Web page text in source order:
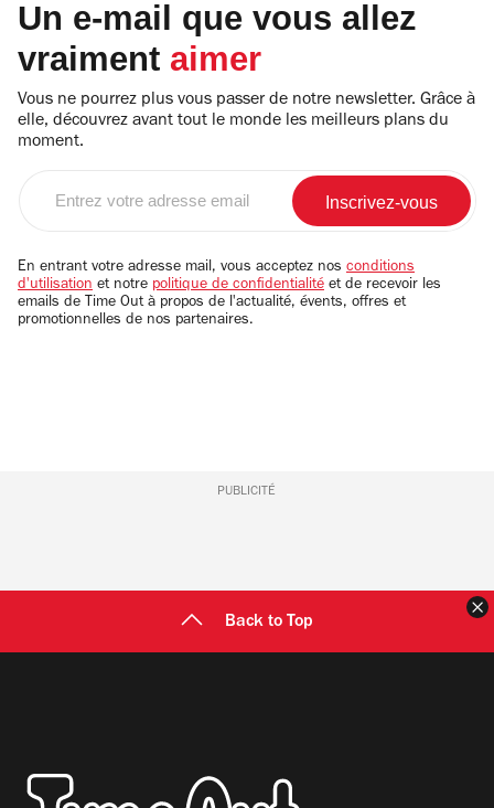
Un e-mail que vous allez
vraiment aimer
Vous ne pourrez plus vous passer de notre newsletter. Grâce à
elle, découvrez avant tout le monde les meilleurs plans du
moment.
email
En entrant votre adresse mail, vous acceptez nos conditions
d'utilisation et notre politique de confidentialité et de recevoir les
emails de Time Out à propos de l'actualité, évents, offres et
promotionnelles de nos partenaires.
PUBLICITÉ
Back to Top